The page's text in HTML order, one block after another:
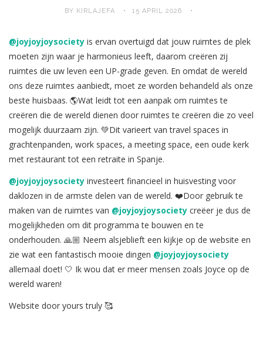
BY KIRLAJEFA 15 APRIL 2026
@joyjoyjoysociety is ervan overtuigd dat jouw ruimtes de plek
moeten zijn waar je harmonieus leeft, daarom creëren zij
ruimtes die uw leven een UP-grade geven. En omdat de wereld
ons deze ruimtes aanbiedt, moet ze worden behandeld als onze
beste huisbaas. 🌎Wat leidt tot een aanpak om ruimtes te
creëren die de wereld dienen door ruimtes te creëren die zo veel
mogelijk duurzaam zijn. 💚Dit varieert van travel spaces in
grachtenpanden, work spaces, a meeting space, een oude kerk
met restaurant tot een retraite in Spanje.
@joyjoyjoysociety investeert financieel in huisvesting voor
daklozen in de armste delen van de wereld. ❤️Door gebruik te
maken van de ruimtes van @joyjoyjoysociety creëer je dus de
mogelijkheden om dit programma te bouwen en te
onderhouden. 🙏🏼 Neem alsjeblieft een kijkje op de website en
zie wat een fantastisch mooie dingen @joyjoyjoysociety
allemaal doet! 🤍 Ik wou dat er meer mensen zoals Joyce op de
wereld waren!
Website door yours truly 🥰